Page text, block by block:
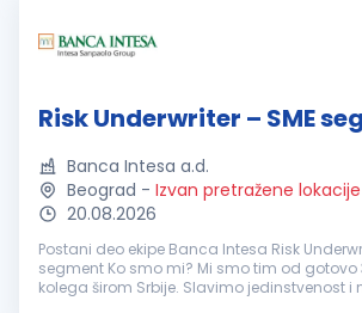
Risk Underwriter – SME
Banca Intesa a.d.
Beograd - Izvan pretražene lokacije
20.08.2026
Postani deo ekipe Banca Intesa Risk
segment Ko smo mi? Mi smo tim od gotovo 3000 koleginica i
kolega širom Srbije. Slavimo jedinstvenost i